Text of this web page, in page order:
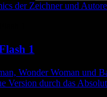
der Zeichner und
1
Wonder Woman und
Version durch das